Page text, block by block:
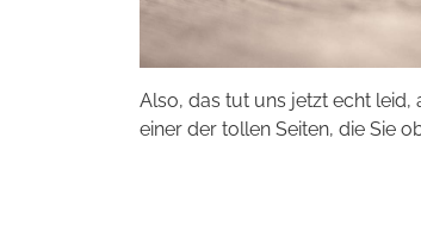
Also, das tut uns jetzt echt leid,
einer der tollen Seiten, die Sie